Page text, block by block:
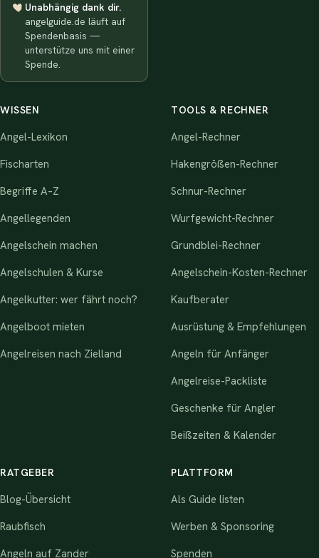
Unabhängig dank dir.
angelguide.de läuft auf
Spendenbasis —
unterstütze uns mit einer
Spende.
WISSEN
Angel-Lexikon
Fischarten
Begriffe A–Z
Angellegenden
Angelschein machen
Angelschulen & Kurse
Angelkutter: wer fährt noch?
Angelboot mieten
Angelreisen nach Zielland
TOOLS & RECHNER
Angel-Rechner
Hakengrößen-Rechner
Schnur-Rechner
Wurfgewicht-Rechner
Grundblei-Rechner
Angelschein-Kosten-Rechner
Kaufberater
Ausrüstung & Empfehlungen
Angeln für Anfänger
Angelreise-Packliste
Geschenke für Angler
Beißzeiten & Kalender
RATGEBER
Blog-Übersicht
Raubfisch
Angeln auf Zander
PLATTFORM
Als Guide listen
Werben & Sponsoring
Spenden